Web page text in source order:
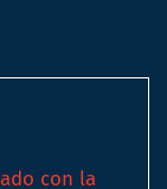
con la